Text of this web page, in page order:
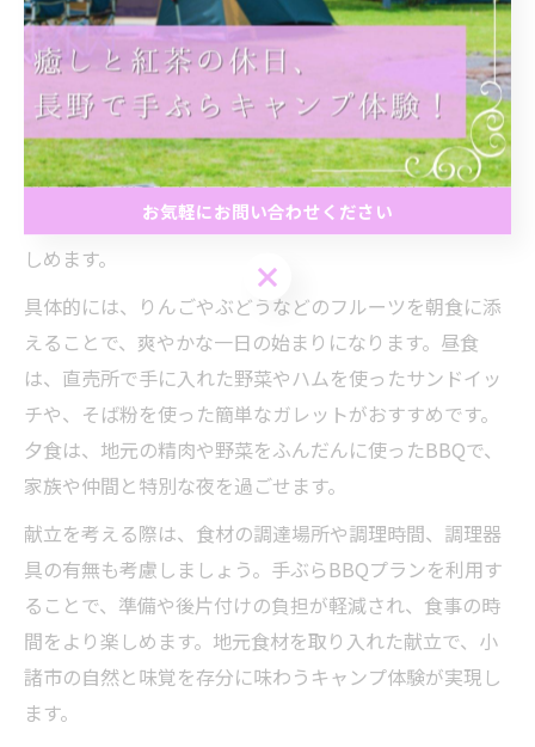
小諸市の味覚を堪能するキャンプ献立術
小諸市でのキャンプをより充実させるには、地元の味覚
を堪能できる献立作りが重要です。朝食には地元産のフ
ルーツやパン、昼食には旬野菜のサンドイッチやそば粉
ガレット、夕食には手ぶらBBQプランを活用したバーベ
キューなどを組み合わせると、バランスの良い食事が楽
しめます。
具体的には、りんごやぶどうなどのフルーツを朝食に添
えることで、爽やかな一日の始まりになります。昼食
は、直売所で手に入れた野菜やハムを使ったサンドイッ
チや、そば粉を使った簡単なガレットがおすすめです。
夕食は、地元の精肉や野菜をふんだんに使ったBBQで、
家族や仲間と特別な夜を過ごせます。
献立を考える際は、食材の調達場所や調理時間、調理器
具の有無も考慮しましょう。手ぶらBBQプランを利用す
ることで、準備や後片付けの負担が軽減され、食事の時
間をより楽しめます。地元食材を取り入れた献立で、小
諸市の自然と味覚を存分に味わうキャンプ体験が実現し
ます。
お気軽にお問い合わせください
お気軽にお問い合わせください